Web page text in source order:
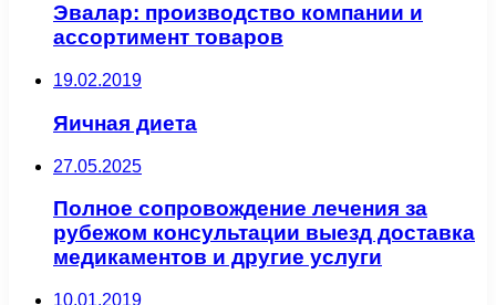
Эвалар: производство компании и
ассортимент товаров
19.02.2019
Яичная диета
27.05.2025
Полное сопровождение лечения за
рубежом консультации выезд доставка
медикаментов и другие услуги
10.01.2019